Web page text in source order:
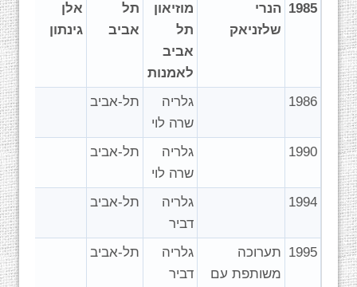
1985 הנרי
שלזניאק
מוזיאון
תל
אביב
לאמנות
תל
אביב
אלן
גינתון
1986
גלריה
שרה לוי
תל-אביב
1990
גלריה
שרה לוי
תל-אביב
1994
גלריה
דביר
תל-אביב
1995 תערוכה
משותפת עם
גלריה
דביר
תל-אביב